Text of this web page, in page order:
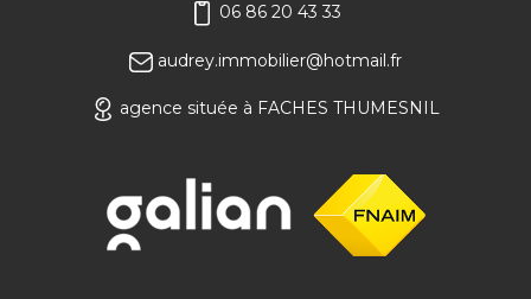
06 86 20 43 33
audrey.immobilier@hotmail.fr
agence située à FACHES THUMESNIL